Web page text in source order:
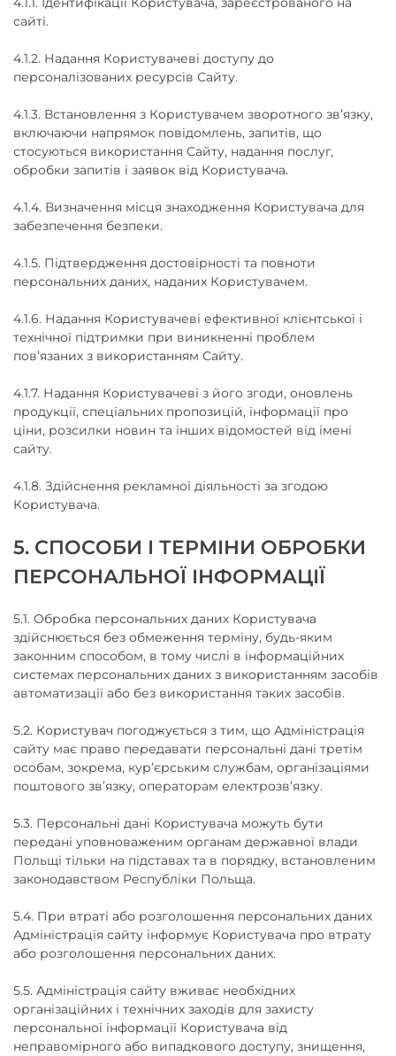
сайті.
4.1.2. Надання Користувачеві доступу до
персоналізованих ресурсів Сайту.
4.1.3. Встановлення з Користувачем зворотного зв’язку,
включаючи напрямок повідомлень, запитів, що
стосуються використання Сайту, надання послуг,
обробки запитів і заявок від Користувача.
4.1.4. Визначення місця знаходження Користувача для
забезпечення безпеки.
4.1.5. Підтвердження достовірності та повноти
персональних даних, наданих Користувачем.
4.1.6. Надання Користувачеві ефективної клієнтської і
технічної підтримки при виникненні проблем
пов’язаних з використанням Сайту.
4.1.7. Надання Користувачеві з його згоди, оновлень
продукції, спеціальних пропозицій, інформації про
ціни, розсилки новин та інших відомостей від імені
сайту.
4.1.8. Здійснення рекламної діяльності за згодою
Користувача.
5. СПОСОБИ І ТЕРМІНИ ОБРОБКИ
ПЕРСОНАЛЬНОЇ ІНФОРМАЦІЇ
5.1. Обробка персональних даних Користувача
здійснюється без обмеження терміну, будь-яким
законним способом, в тому числі в інформаційних
системах персональних даних з використанням засобів
автоматизації або без використання таких засобів.
5.2. Користувач погоджується з тим, що Адміністрація
сайту має право передавати персональні дані третім
особам, зокрема, кур’єрським службам, організаціями
поштового зв’язку, операторам електрозв’язку.
5.3. Персональні дані Користувача можуть бути
передані уповноваженим органам державної влади
Польщі тільки на підставах та в порядку, встановленим
законодавством Республіки Польща.
5.4. При втраті або розголошення персональних даних
Адміністрація сайту інформує Користувача про втрату
або розголошення персональних даних.
5.5. Адміністрація сайту вживає необхідних
організаційних і технічних заходів для захисту
персональної інформації Користувача від
неправомірного або випадкового доступу, знищення,